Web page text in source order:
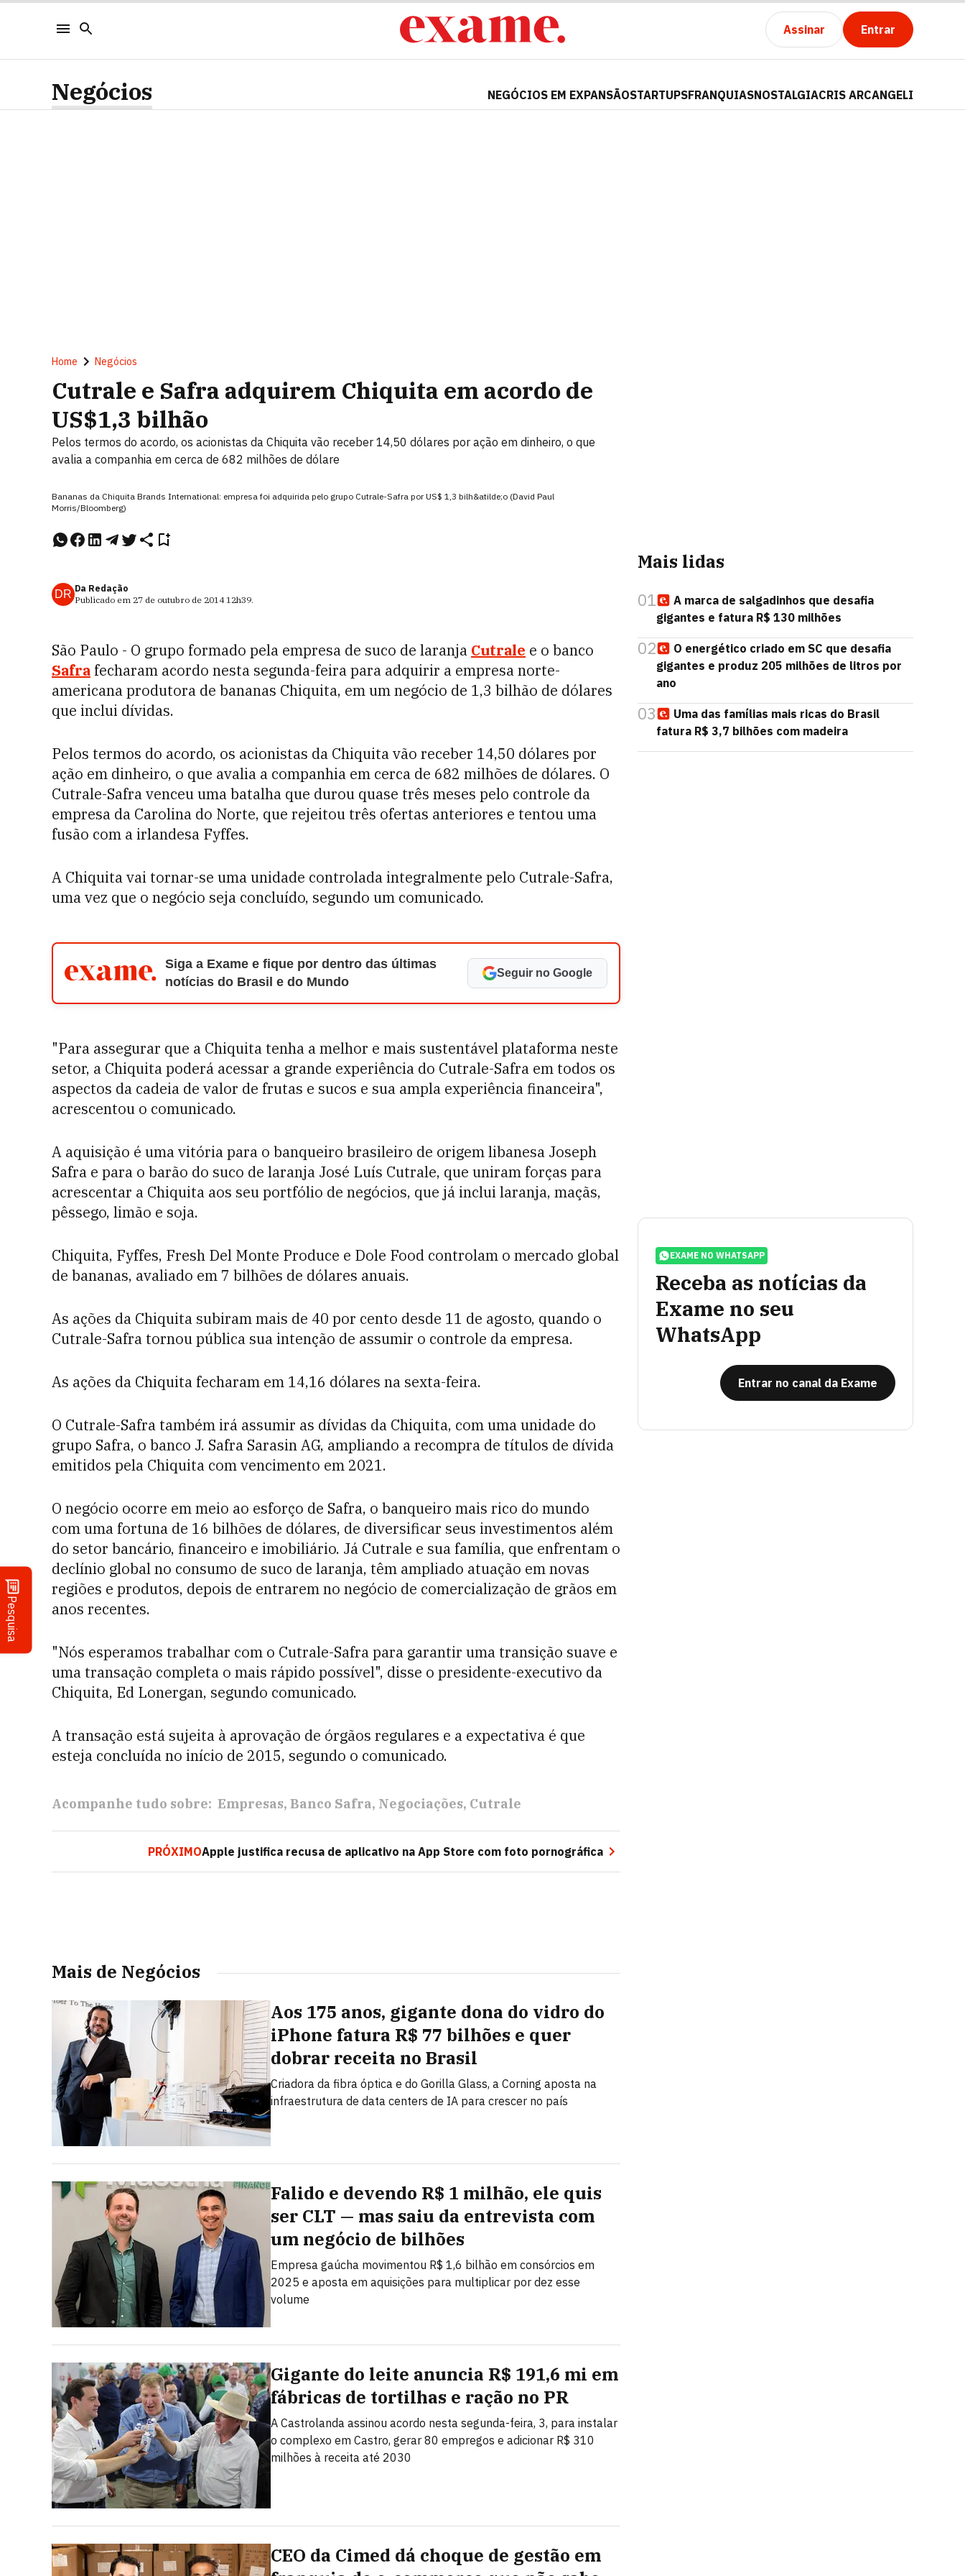
Assinar Entrar
Pesquisa
Negócios NEGÓCIOS EM EXPANSÃOSTARTUPSFRANQUIASNOSTALGIACRIS ARCANGELI
Home Negócios
Cutrale e Safra adquirem Chiquita em acordo de
US$1,3 bilhão
Pelos termos do acordo, os acionistas da Chiquita vão receber 14,50 dólares por ação em dinheiro, o que
avalia a companhia em cerca de 682 milhões de dólare
Bananas da Chiquita Brands International: empresa foi adquirida pelo grupo Cutrale-Safra por US$ 1,3 bilh&atilde;o (David Paul
Morris/Bloomberg)
DR Da Redação
Publicado em 27 de outubro de 2014 12h39.
São Paulo - O grupo formado pela empresa de suco de laranja Cutrale e o banco
Safra fecharam acordo nesta segunda-feira para adquirir a empresa norte-
americana produtora de bananas Chiquita, em um negócio de 1,3 bilhão de dólares
que inclui dívidas.
Pelos termos do acordo, os acionistas da Chiquita vão receber 14,50 dólares por
ação em dinheiro, o que avalia a companhia em cerca de 682 milhões de dólares. O
Cutrale-Safra venceu uma batalha que durou quase três meses pelo controle da
empresa da Carolina do Norte, que rejeitou três ofertas anteriores e tentou uma
fusão com a irlandesa Fyffes.
A Chiquita vai tornar-se uma unidade controlada integralmente pelo Cutrale-Safra,
uma vez que o negócio seja concluído, segundo um comunicado.
Siga a Exame e fique por dentro das últimas
notícias do Brasil e do Mundo
Seguir no Google
"Para assegurar que a Chiquita tenha a melhor e mais sustentável plataforma neste
setor, a Chiquita poderá acessar a grande experiência do Cutrale-Safra em todos os
aspectos da cadeia de valor de frutas e sucos e sua ampla experiência financeira",
acrescentou o comunicado.
A aquisição é uma vitória para o banqueiro brasileiro de origem libanesa Joseph
Safra e para o barão do suco de laranja José Luís Cutrale, que uniram forças para
acrescentar a Chiquita aos seu portfólio de negócios, que já inclui laranja, maçãs,
pêssego, limão e soja.
Chiquita, Fyffes, Fresh Del Monte Produce e Dole Food controlam o mercado global
de bananas, avaliado em 7 bilhões de dólares anuais.
As ações da Chiquita subiram mais de 40 por cento desde 11 de agosto, quando o
Cutrale-Safra tornou pública sua intenção de assumir o controle da empresa.
As ações da Chiquita fecharam em 14,16 dólares na sexta-feira.
O Cutrale-Safra também irá assumir as dívidas da Chiquita, com uma unidade do
grupo Safra, o banco J. Safra Sarasin AG, ampliando a recompra de títulos de dívida
emitidos pela Chiquita com vencimento em 2021.
O negócio ocorre em meio ao esforço de Safra, o banqueiro mais rico do mundo
com uma fortuna de 16 bilhões de dólares, de diversificar seus investimentos além
do setor bancário, financeiro e imobiliário. Já Cutrale e sua família, que enfrentam o
declínio global no consumo de suco de laranja, têm ampliado atuação em novas
regiões e produtos, depois de entrarem no negócio de comercialização de grãos em
anos recentes.
"Nós esperamos trabalhar com o Cutrale-Safra para garantir uma transição suave e
uma transação completa o mais rápido possível", disse o presidente-executivo da
Chiquita, Ed Lonergan, segundo comunicado.
A transação está sujeita à aprovação de órgãos regulares e a expectativa é que
esteja concluída no início de 2015, segundo o comunicado.
Acompanhe tudo sobre: Empresas Banco Safra Negociações Cutrale
PRÓXIMOApple justifica recusa de aplicativo na App Store com foto pornográfica
Mais de Negócios
Aos 175 anos, gigante dona do vidro do
iPhone fatura R$ 77 bilhões e quer
dobrar receita no Brasil
Criadora da fibra óptica e do Gorilla Glass, a Corning aposta na
infraestrutura de data centers de IA para crescer no país
Falido e devendo R$ 1 milhão, ele quis
ser CLT — mas saiu da entrevista com
um negócio de bilhões
Empresa gaúcha movimentou R$ 1,6 bilhão em consórcios em
2025 e aposta em aquisições para multiplicar por dez esse
volume
Gigante do leite anuncia R$ 191,6 mi em
fábricas de tortilhas e ração no PR
A Castrolanda assinou acordo nesta segunda-feira, 3, para instalar
o complexo em Castro, gerar 80 empregos e adicionar R$ 310
milhões à receita até 2030
CEO da Cimed dá choque de gestão em
Mais lidas
01
A marca de salgadinhos que desafia
gigantes e fatura R$ 130 milhões
02
O energético criado em SC que desafia
gigantes e produz 205 milhões de litros por
ano
03
Uma das famílias mais ricas do Brasil
fatura R$ 3,7 bilhões com madeira
EXAME NO WHATSAPP
Receba as notícias da
Exame no seu
WhatsApp
Entrar no canal da Exame